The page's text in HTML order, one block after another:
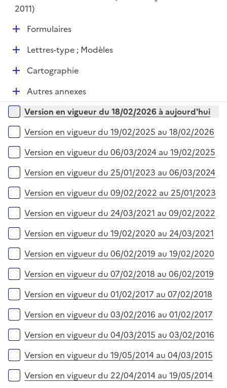
2011)
D
r
Formulaires
D
e
Lettres-type ; Modèles
D
p
e
Cartographie
D
é
p
e
Autres annexes
Versions sur la période
Version en vigueur du 18/02/2026 à aujourd'hui
Version en vigueur du 19/02/2025 au 18/02/2026
Version en vigueur du 06/03/2024 au 19/02/2025
Version en vigueur du 25/01/2023 au 06/03/2024
Version en vigueur du 09/02/2022 au 25/01/2023
Version en vigueur du 24/03/2021 au 09/02/2022
Version en vigueur du 19/02/2020 au 24/03/2021
Version en vigueur du 06/02/2019 au 19/02/2020
Version en vigueur du 07/02/2018 au 06/02/2019
Version en vigueur du 01/02/2017 au 07/02/2018
Version en vigueur du 03/02/2016 au 01/02/2017
Version en vigueur du 04/03/2015 au 03/02/2016
Version en vigueur du 19/05/2014 au 04/03/2015
Version en vigueur du 22/04/2014 au 19/05/2014